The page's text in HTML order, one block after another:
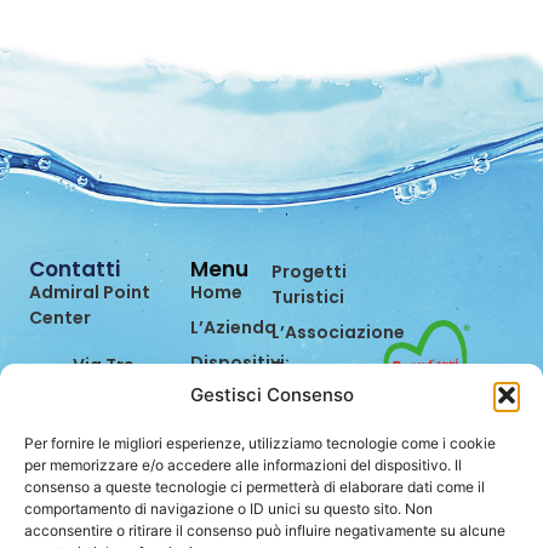
Gestisci Consenso
Per fornire le migliori esperienze, utilizziamo tecnologie come i cookie
per memorizzare e/o accedere alle informazioni del dispositivo. Il
consenso a queste tecnologie ci permetterà di elaborare dati come il
comportamento di navigazione o ID unici su questo sito. Non
acconsentire o ritirare il consenso può influire negativamente su alcune
Menu
Home
L’Azienda
Dispositivi
Prevenzione
Bilancio di
Sostenibilità
Progetti
Turistici
L’Associazione
Dicono
di Noi
Contatti
Lavora
con Noi
Contatti
Admiral Point
Center
Via Tre
47891
Dogana
(RSM)
0549.962849